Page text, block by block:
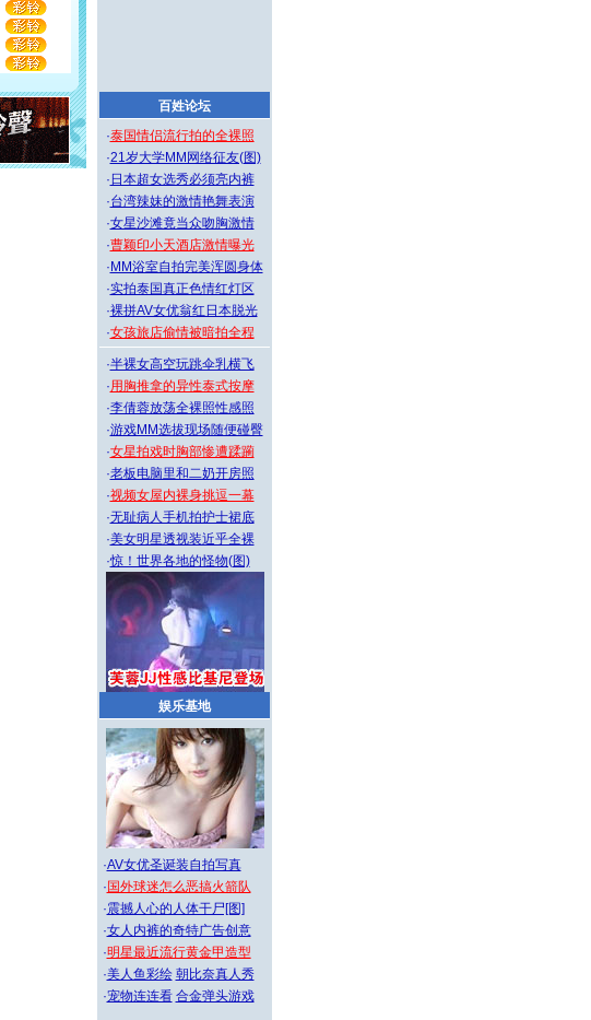
快乐!
没有你我会
我特长，吻
和你不再分
后无助地哭
你：这猪不
百姓论坛
·泰国情侣流行拍的全裸照
·21岁大学MM网络征友(图)
· 日本超女选秀必须亮内裤
·台湾辣妹的激情艳舞表演
·女星沙滩竟当众吻胸激情
·曹颖印小天酒店激情曝光
· MM浴室自拍完美浑圆身体
·实拍泰国真正色情红灯区
·裸拼AV女优翁红日本脱光
·女孩旅店偷情被暗拍全程
·半裸女高空玩跳伞乳横飞
·用胸推拿的异性泰式按摩
·李倩蓉放荡全裸照性感照
·游戏MM选拔现场随便碰臀
·女星拍戏时胸部惨遭蹂躏
·老板电脑里和二奶开房照
·视频女屋内裸身挑逗一幕
·无耻病人手机拍护士裙底
·美女明星透视装近乎全裸
·惊！世界各地的怪物(图)
娱乐基地
·AV女优圣诞装自拍写真
· 国外球迷怎么恶搞火箭队
·震撼人心的人体干尸[图]
·女人内裤的奇特广告创意
·明星最近流行黄金甲造型
·美人鱼彩绘 朝比奈真人秀
·宠物连连看 合金弹头游戏